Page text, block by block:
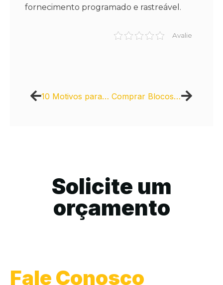
fornecimento programado e rastreável.
Avalie
10 Motivos para Comprar Massa Asfáltica Diretamente da Fábrica Comprar Blocos de Concreto Intercity: Personalize seus Projetos
Solicite um
orçamento
Fale Conosco